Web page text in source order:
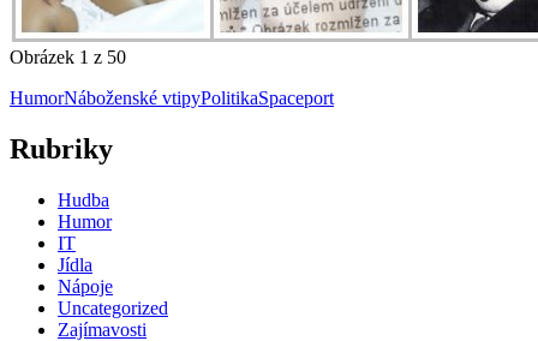
Obrázek 1 z 50
HumorNáboženské vtipyPolitikaSpaceport
Rubriky
Hudba
Humor
IT
Jídla
Nápoje
Uncategorized
Zajímavosti